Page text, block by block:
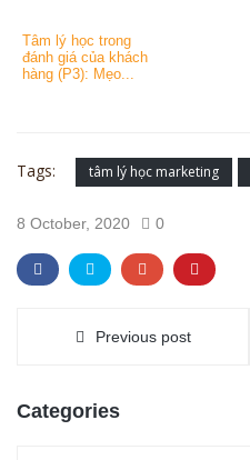
Tâm lý học trong
đánh giá của khách
hàng (P3): Mẹo...
Tags: tâm lý học marketing
8 October, 2020 0
Previous post
Categories